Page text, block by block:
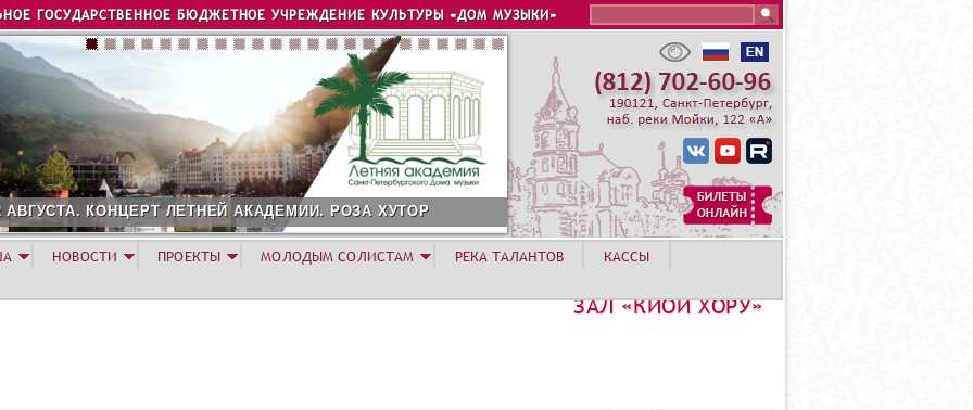
Jump to navigation
ГОСУДАРСТВЕННОЕ БЮДЖЕТНОЕ УЧРЕЖДЕНИЕ КУЛЬТУРЫ «ДОМ МУЗЫКИ»
АВГУСТА. КОНЦЕРТ ЛЕТНЕЙ АКАДЕМИИ. РОЗА ХУТОР
ЗАЛ «КИОИ ХОРУ»
НОВОСТИ ПРОЕКТЫ МОЛОДЫМ СОЛИСТАМ РЕКА ТАЛАНТОВ
КАССЫ